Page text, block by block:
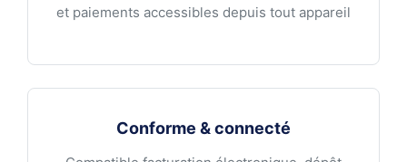
et paiements accessibles depuis tout appareil
Conforme & connecté